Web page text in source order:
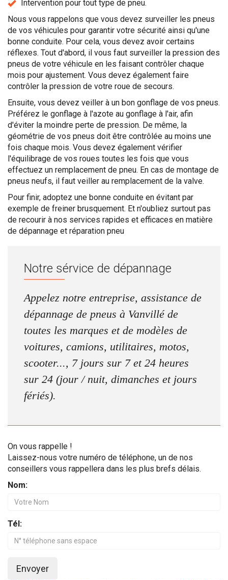
Intervention pour tout type de pneu.
Nous vous rappelons que vous devez surveiller les pneus
de vos véhicules pour garantir votre sécurité ainsi qu'une
bonne conduite. Pour cela, vous devez avoir certains
réflexes. Tout d'abord, il vous faut surveiller la pression des
pneus de votre véhicule en les faisant contrôler chaque
mois pour ajustement. Vous devez également faire
contrôler la pression de votre roue de secours.
Ensuite, vous devez veiller à un bon gonflage de vos pneus.
Préférez le gonflage à l'azote au gonflage à l'air, afin
d'éviter la moindre perte de pression. De même, la
géométrie de vos pneus doit être contrôlée au moins une
fois chaque mois. Vous devez également vérifier
l'équilibrage de vos roues toutes les fois que vous
effectuez un remplacement de pneu. En cas de montage de
pneus neufs, il faut veiller au remplacement de la valve.
Pour finir, adoptez une bonne conduite en évitant par
exemple de freiner brusquement. Et n'oubliez surtout pas
de recourir à nos services rapides et efficaces en matière
de dépannage et réparation pneu
Notre sérvice de dépannage
Appelez notre entreprise, assistance de
dépannage de pneus à Vanvillé de
toutes les marques et de modèles de
voitures, camions, utilitaires, motos,
scooter..., 7 jours sur 7 et 24 heures
sur 24 (jour / nuit, dimanches et jours
fériés).
On vous rappelle !
Laissez-nous votre numéro de téléphone, un de nos
conseillers vous rappellera dans les plus brefs délais.
Nom:
Tél:
Envoyer